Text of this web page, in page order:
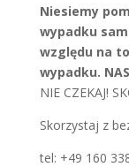
Niesiemy
wypadku
względu na
wypadku.
NIE CZEKAJ!
Skorzystaj z
tel: +49 160